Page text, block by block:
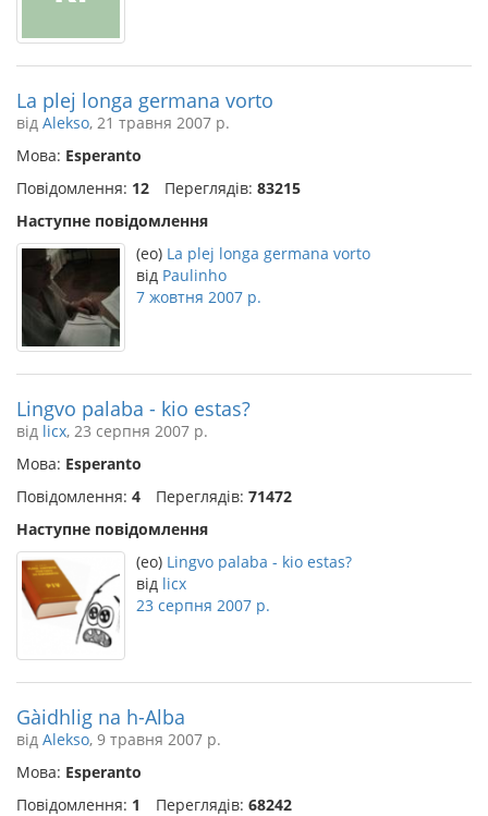
La plej longa germana vorto
від Alekso, 21 травня 2007 р.
Мова: Esperanto
Повідомлення: 12 Переглядів: 83215
Наступне повідомлення
(eo) La plej longa germana vorto
від Paulinho
7 жовтня 2007 р.
Lingvo palaba - kio estas?
від licx, 23 серпня 2007 р.
Мова: Esperanto
Повідомлення: 4 Переглядів: 71472
Наступне повідомлення
(eo) Lingvo palaba - kio estas?
від licx
23 серпня 2007 р.
Gàidhlig na h-Alba
від Alekso, 9 травня 2007 р.
Мова: Esperanto
Повідомлення: 1 Переглядів: 68242